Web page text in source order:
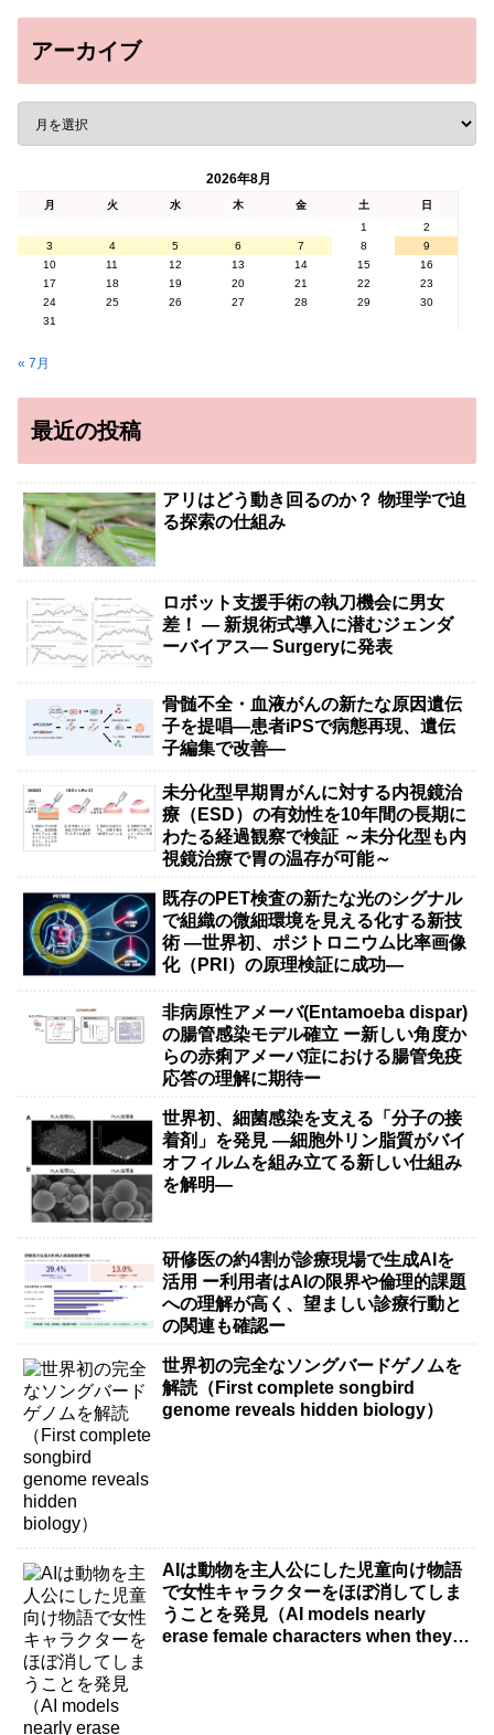
アーカイブ
2026年8月
月 火 水 木 金 土
日
1
2
3
4 5 6 7 8
9
10
11 12 13 14 15
16
17
18 19 20 21 22
23
24
25 26 27 28 29
30
31
« 7月
最近の投稿
アリはどう動き回るのか？ 物理学で迫
る探索の仕組み
ロボット支援手術の執刀機会に男女
差！ — 新規術式導入に潜むジェンダ
ーバイアス— Surgeryに発表
骨髄不全・血液がんの新たな原因遺伝
子を提唱―患者iPSで病態再現、遺伝
子編集で改善―
未分化型早期胃がんに対する内視鏡治
療（ESD）の有効性を10年間の長期に
わたる経過観察で検証 ～未分化型も内
視鏡治療で胃の温存が可能～
既存のPET検査の新たな光のシグナル
で組織の微細環境を見える化する新技
術 ―世界初、ポジトロニウム比率画像
化（PRI）の原理検証に成功―
非病原性アメーバ(Entamoeba dispar)
の腸管感染モデル確立 ー新しい角度か
らの赤痢アメーバ症における腸管免疫
応答の理解に期待ー
世界初、細菌感染を支える「分子の接
着剤」を発見 ―細胞外リン脂質がバイ
オフィルムを組み立てる新しい仕組み
を解明―
研修医の約4割が診療現場で生成AIを
活用 ー利用者はAIの限界や倫理的課題
への理解が高く、望ましい診療行動と
の関連も確認ー
世界初の完全なソングバードゲノムを
解読（First complete songbird
genome reveals hidden biology）
AIは動物を主人公にした児童向け物語
で女性キャラクターをほぼ消してしま
うことを発見（AI models nearly
erase female characters when they